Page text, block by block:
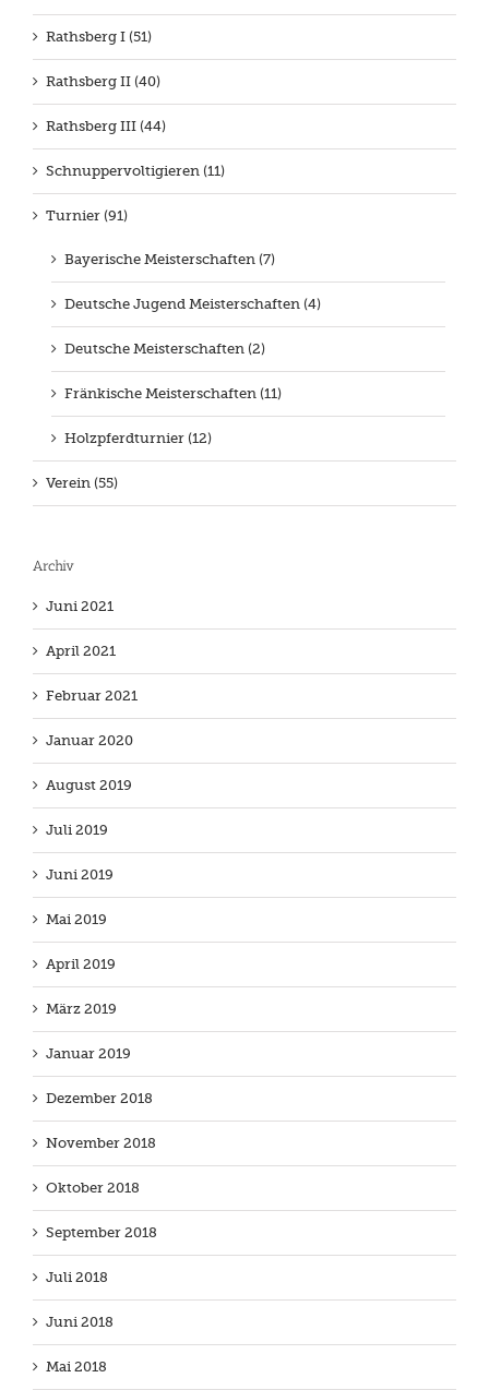
Rathsberg I (51)
Rathsberg II (40)
Rathsberg III (44)
Schnuppervoltigieren (11)
Turnier (91)
Bayerische Meisterschaften (7)
Deutsche Jugend Meisterschaften (4)
Deutsche Meisterschaften (2)
Fränkische Meisterschaften (11)
Holzpferdturnier (12)
Verein (55)
Archiv
Juni 2021
April 2021
Februar 2021
Januar 2020
August 2019
Juli 2019
Juni 2019
Mai 2019
April 2019
März 2019
Januar 2019
Dezember 2018
November 2018
Oktober 2018
September 2018
Juli 2018
Juni 2018
Mai 2018